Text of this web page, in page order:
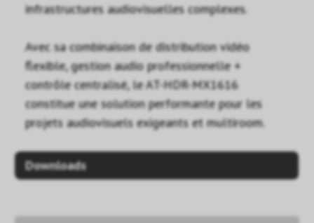
infrastructures audiovisuelles complexes.
Avec sa combinaison de distribution vidéo
flexible, gestion audio professionnelle +
contrôle centralisé, le AT-HDR-MX1616
constitue une solution performante pour les
projets audiovisuels exigeants et multiroom.
Downloads